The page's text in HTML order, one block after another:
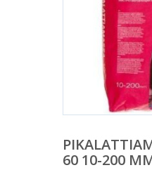
60 10-200